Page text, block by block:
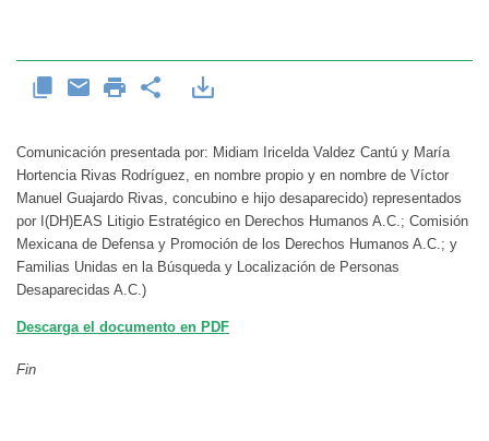
Comunicación presentada por: Midiam Iricelda Valdez Cantú y María
Hortencia Rivas Rodríguez, en nombre propio y en nombre de Víctor
Manuel Guajardo Rivas, concubino e hijo desaparecido) representados
por I(DH)EAS Litigio Estratégico en Derechos Humanos A.C.; Comisión
Mexicana de Defensa y Promoción de los Derechos Humanos A.C.; y
Familias Unidas en la Búsqueda y Localización de Personas
Desaparecidas A.C.)
Descarga el documento en PDF
Fin